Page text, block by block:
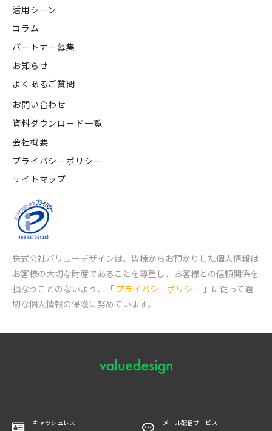
活用シーン
コラム
パートナー募集
お知らせ
よくあるご質問
お問い合わせ
資料ダウンロード一覧
会社概要
プライバシーポリシー
サイトマップ
株式会社バリューデザインは、皆様からお預かりした個人情報は
お客様の大切な財産であることを尊重し、 お客様との信頼関係を
損なうことのないよう、「 プライバシーポリシー 」に従って適
切な個人情報の保護に努めています。
キャッシュレス メール配信サービス